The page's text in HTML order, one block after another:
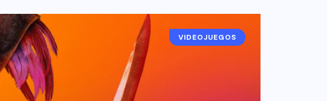
NOTICIAS
VIDEOJUEGOS